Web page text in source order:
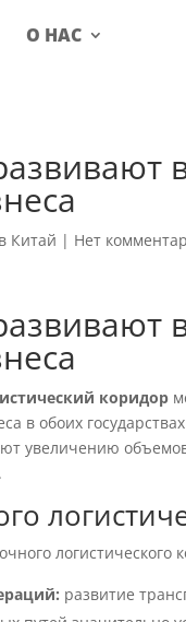
О НАС
Китай | Нет
коридор
в обоих
увеличению
логистического
развитие